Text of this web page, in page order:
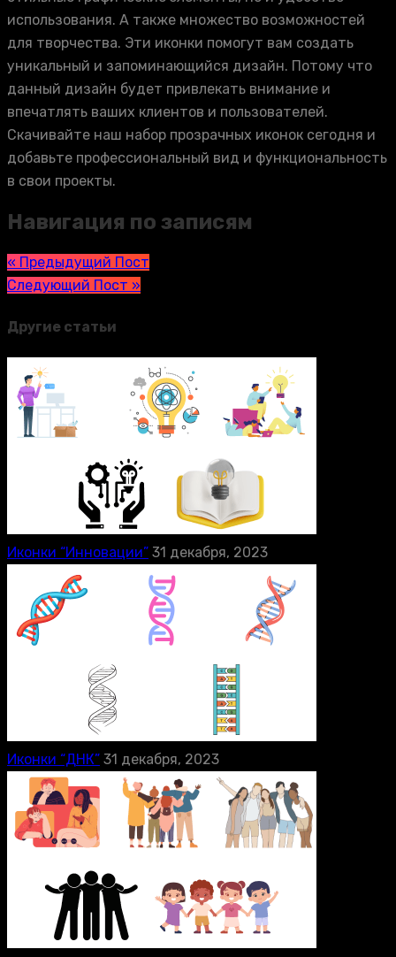
использования. А также множество возможностей
для творчества. Эти иконки помогут вам создать
уникальный и запоминающийся дизайн. Потому что
данный дизайн будет привлекать внимание и
впечатлять ваших клиентов и пользователей.
Скачивайте наш набор прозрачных иконок сегодня и
добавьте профессиональный вид и функциональность
в свои проекты.
Навигация по записям
« Предыдущий Пост
Следующий Пост »
Другие статьи
Иконки “Инновации” 31 декабря, 2023
Иконки “ДНК” 31 декабря, 2023